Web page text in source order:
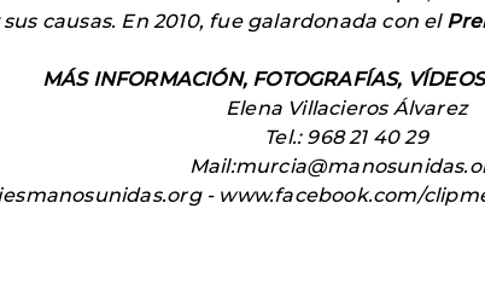
causas. En 2010, fue galardonada con el
MÁS INFORMACIÓN, FOTOGRAFÍAS,
Elena Villacieros Álvarez
Tel.: 968 21 40 29
- www.facebook.com/